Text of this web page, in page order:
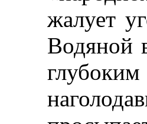
жалует
Водяной